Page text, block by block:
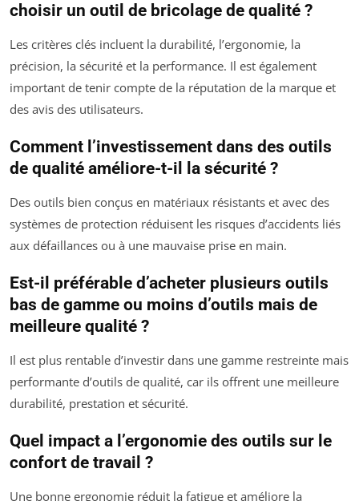
choisir un outil de bricolage de qualité ?
Les critères clés incluent la durabilité, l’ergonomie, la
précision, la sécurité et la performance. Il est également
important de tenir compte de la réputation de la marque et
des avis des utilisateurs.
Comment l’investissement dans des outils
de qualité améliore-t-il la sécurité ?
Des outils bien conçus en matériaux résistants et avec des
systèmes de protection réduisent les risques d’accidents liés
aux défaillances ou à une mauvaise prise en main.
Est-il préférable d’acheter plusieurs outils
bas de gamme ou moins d’outils mais de
meilleure qualité ?
Il est plus rentable d’investir dans une gamme restreinte mais
performante d’outils de qualité, car ils offrent une meilleure
durabilité, prestation et sécurité.
Quel impact a l’ergonomie des outils sur le
confort de travail ?
Une bonne ergonomie réduit la fatigue et améliore la